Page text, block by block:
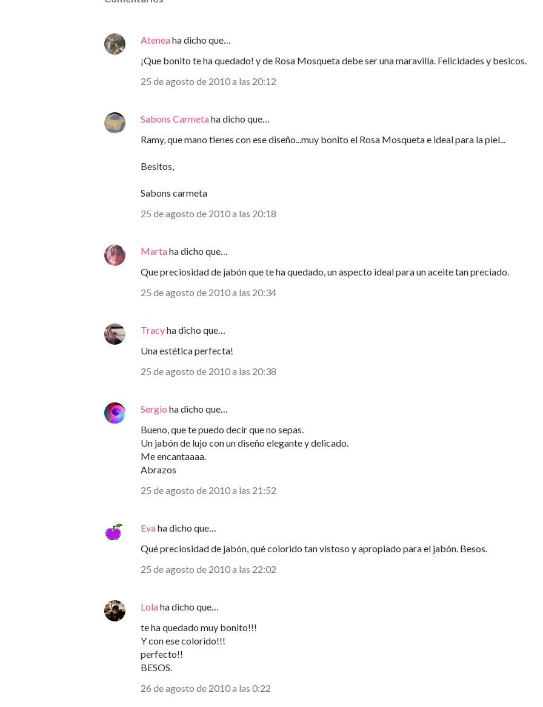
Ateneaha dicho que…
¡Que bonito te ha quedado! y de Rosa Mosqueta debe ser una maravilla. Felicidades y besicos.
25 de agosto de 2010 a las 20:12
Sabons Carmetaha dicho que…
Ramy, que mano tienes con ese diseño...muy bonito el Rosa Mosqueta e ideal para la piel...
Besitos,
Sabons carmeta
25 de agosto de 2010 a las 20:18
Martaha dicho que…
Que preciosidad de jabón que te ha quedado, un aspecto ideal para un aceite tan preciado.
25 de agosto de 2010 a las 20:34
Tracyha dicho que…
Una estética perfecta!
25 de agosto de 2010 a las 20:38
Sergio ha dicho que…
Bueno, que te puedo decir que no sepas.
Un jabón de lujo con un diseño elegante y delicado.
Me encantaaaa.
Abrazos
25 de agosto de 2010 a las 21:52
Evaha dicho que…
Qué preciosidad de jabón, qué colorido tan vistoso y apropiado para el jabón. Besos.
25 de agosto de 2010 a las 22:02
Lolaha dicho que…
te ha quedado muy bonito!!!
Y con ese colorido!!!
perfecto!!
BESOS.
26 de agosto de 2010 a las 0:22